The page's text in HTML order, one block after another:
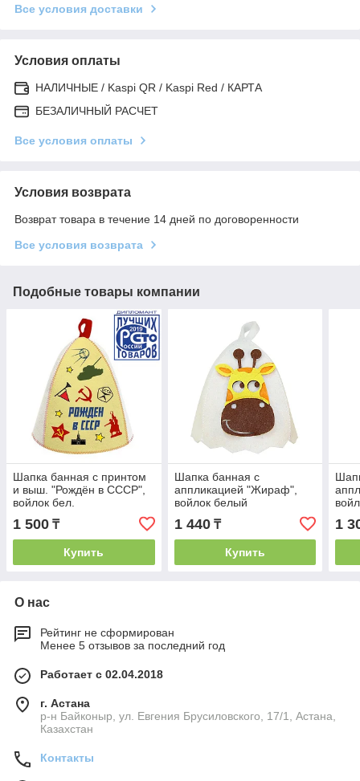
Все условия доставки
Условия оплаты
НАЛИЧНЫЕ / Kaspi QR / Kaspi Red / КАРТА
БЕЗАЛИЧНЫЙ РАСЧЕТ
Все условия оплаты
Условия возврата
Возврат товара в течение 14 дней по договоренности
Все условия возврата
Подобные товары компании
Шапка банная с принтом
и выш. "Рождён в СССР",
войлок бел.
1 500 ₸
Купить
Шапка банная с
аппликацией "Жираф",
войлок белый
1 440₸
Купить
1
О нас
Рейтинг не сформирован
Менее 5 отзывов за последний год
Работает с 02.04.2018
г. Астана
р-н Байконыр, ул. Евгения Брусиловского, 17/1, Астана,
Казахстан
Контакты